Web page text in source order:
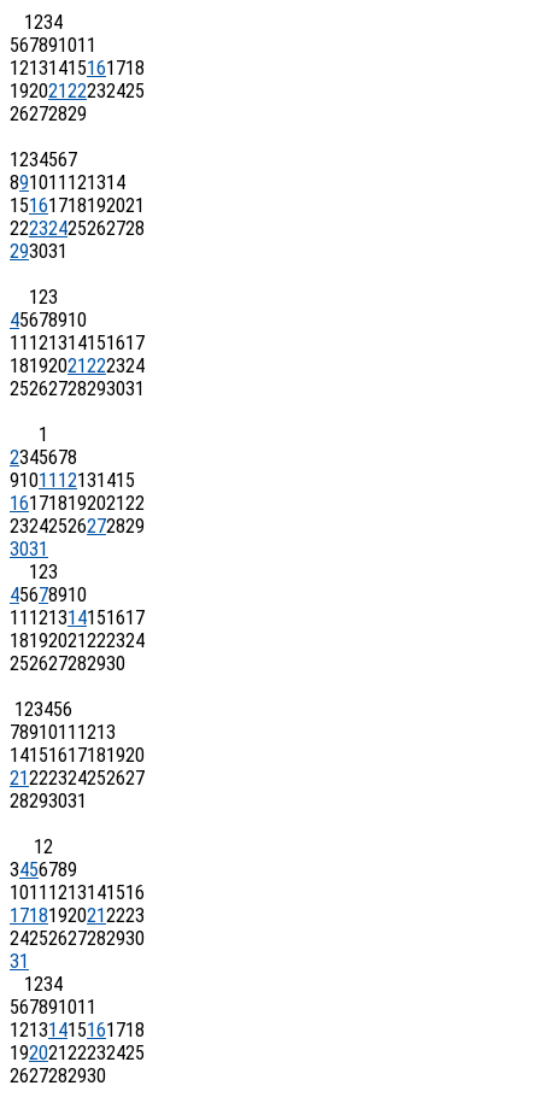
1234
567891011
12131415161718
19202122232425
26272829
1234567
891011 121314
15161718192021
22232425262728
293031
123
45678910
11 121314151617
18192021222324
25262728293031
1
2345678
91011 12131415
16171819202122
23242526272829
3031
123
45678910
11 121314151617
18192021222324
252627282930
123456
7891011 1213
14151617181920
21222324252627
28293031
12
3456789
1011 1213141516
17181920212223
24252627282930
31
1234
567891011
12131415161718
19202122232425
2627282930